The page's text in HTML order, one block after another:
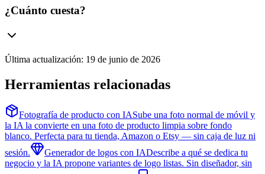
¿Cuánto cuesta?
Última actualización: 19 de junio de 2026
Herramientas relacionadas
Fotografía de producto con IASube una foto normal de móvil y
la IA la convierte en una foto de producto limpia sobre fondo
blanco. Perfecta para tu tienda, Amazon o Etsy — sin caja de luz ni
sesión.
Generador de logos con IADescribe a qué se dedica tu
negocio y la IA propone variantes de logo listas. Sin diseñador, sin